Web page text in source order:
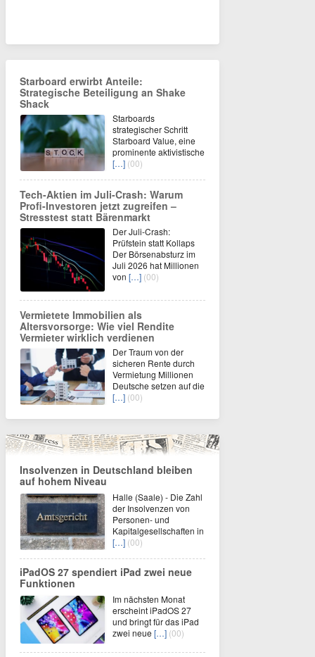
Starboard erwirbt Anteile:
Strategische Beteiligung an Shake
Shack
Starboards
strategischer Schritt
Starboard Value, eine
prominente aktivistische
[…] (00)
Tech-Aktien im Juli-Crash: Warum
Profi-Investoren jetzt zugreifen –
Stresstest statt Bärenmarkt
Der Juli-Crash:
Prüfstein statt Kollaps
Der Börsenabsturz im
Juli 2026 hat Millionen
von […] (00)
Vermietete Immobilien als
Altersvorsorge: Wie viel Rendite
Vermieter wirklich verdienen
Der Traum von der
sicheren Rente durch
Vermietung Millionen
Deutsche setzen auf die
[…] (00)
Insolvenzen in Deutschland bleiben
auf hohem Niveau
Halle (Saale) - Die Zahl
der Insolvenzen von
Personen- und
Kapitalgesellschaften in
[…] (00)
iPadOS 27 spendiert iPad zwei neue
Funktionen
Im nächsten Monat
erscheint iPadOS 27
und bringt für das iPad
zwei neue […] (00)